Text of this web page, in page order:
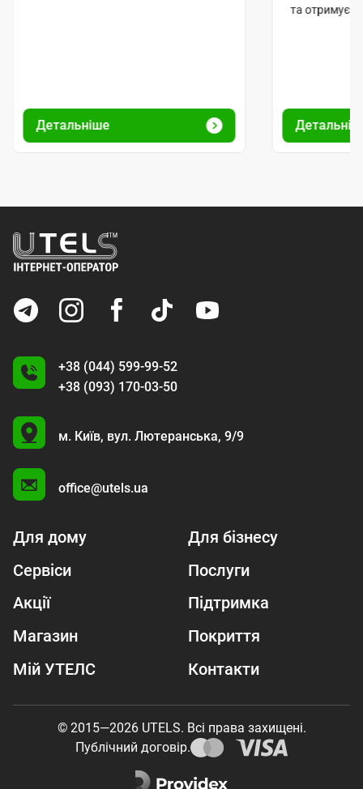
Детальніше
та
+38 (044) 599-99-52
+38 (093) 170-03-50
U
м. Київ, вул. Лютеранська, 9/9
office@utels.ua
Для дому
Для бізнесу
Сервіси
Послуги
Акції
Підтримка
Магазин
Покриття
Мій УТЕЛС
Контакти
© 2015—2026 UTELS. Всі права захищені.
Публічний договір.